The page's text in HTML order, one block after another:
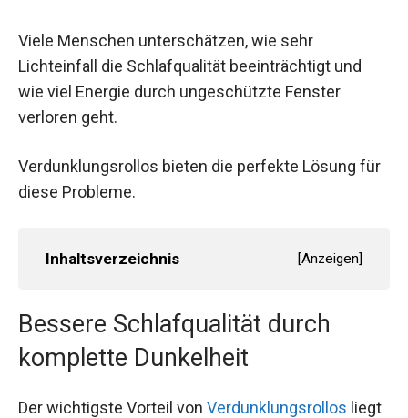
Viele Menschen unterschätzen, wie sehr
Lichteinfall die Schlafqualität beeinträchtigt und
wie viel Energie durch ungeschützte Fenster
verloren geht.
Verdunklungsrollos bieten die perfekte Lösung für
diese Probleme.
Inhaltsverzeichnis [Anzeigen]
Bessere Schlafqualität durch
komplette Dunkelheit
Der wichtigste Vorteil von Verdunklungsrollos liegt